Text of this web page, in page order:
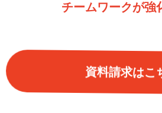
チームワークが強
資料請求はこ